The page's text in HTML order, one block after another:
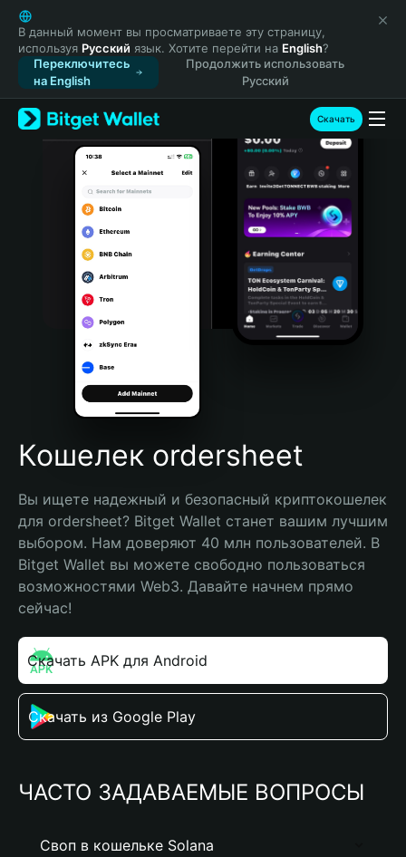
English
日本語
Tiếng Việt
Русский
Español (Latinoamérica)
Türkçe
Italiano
Português (Portugal)
Bahasa Indonesia
Português (Brasil)
Español (Argentina)
В данный момент вы просматриваете эту страницу,
используя Русский язык. Хотите перейти на English?
Переключитесь
на English
Продолжить использовать
Русский
Скачать
Кошелек ordersheet
Вы ищете надежный и безопасный криптокошелек
для ordersheet? Bitget Wallet станет вашим лучшим
выбором. Нам доверяют 40 млн пользователей. В
Bitget Wallet вы можете свободно пользоваться
возможностями Web3. Давайте начнем прямо
сейчас!
Скачать APK для Android
Скачать из Google Play
ЧАСТО ЗАДАВАЕМЫЕ ВОПРОСЫ
Своп в кошельке Solana